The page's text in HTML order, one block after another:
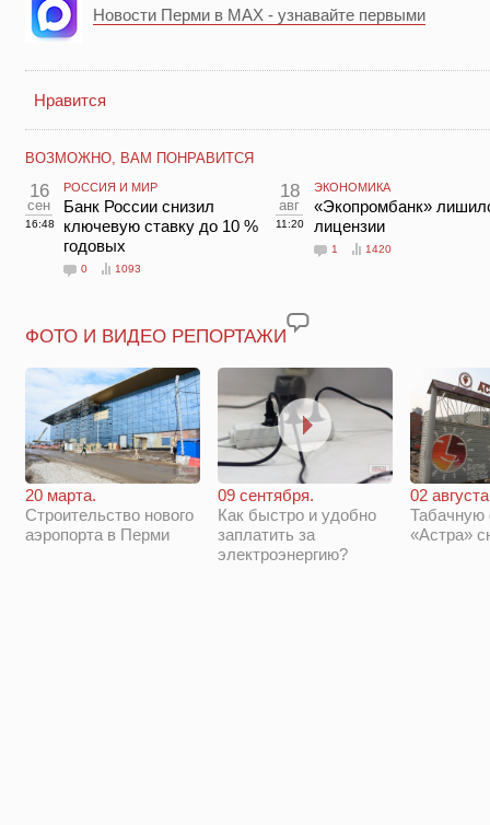
Новости Перми в MAX - узнавайте первыми
Нравится
ВОЗМОЖНО, ВАМ ПОНРАВИТСЯ
16
сен
16:48
РОССИЯ И МИР
Банк России снизил
ключевую ставку до 10 %
годовых
0 1093
18
авг
11:20
ЭКОНОМИКА
«Экопромбанк»
лицензии
1 1420
ФОТО И ВИДЕО РЕПОРТАЖИ
20 марта.
Строительство нового
аэропорта в Перми
09 сентября.
Как быстро и удобно
заплатить за
электроэнергию?
02
Табачную
«Астра»